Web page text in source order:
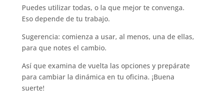
Puedes utilizar todas, o la que mejor te convenga.
Eso depende de tu trabajo.
Sugerencia: comienza a usar, al menos, una de ellas,
para que notes el cambio.
Así que examina de vuelta las opciones y prepárate
para cambiar la dinámica en tu oficina. ¡Buena
suerte!